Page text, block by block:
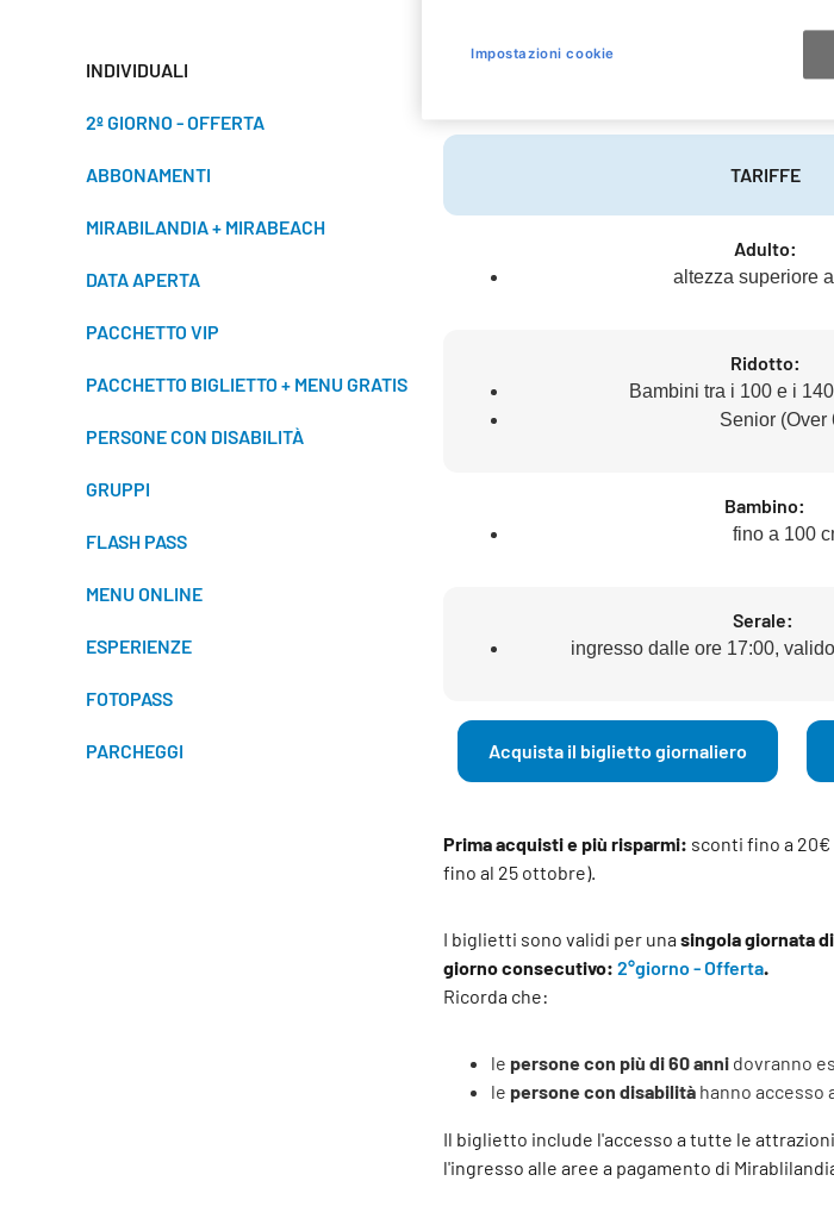
INDIVIDUALI
2º GIORNO - OFFERTA
ABBONAMENTI
MIRABILANDIA + MIRABEACH
DATA APERTA
PACCHETTO VIP
PACCHETTO BIGLIETTO + MENU GRATIS
PERSONE CON DISABILITÀ
GRUPPI
FLASH PASS
MENU ONLINE
ESPERIENZE
FOTOPASS
PARCHEGGI
TARIFFE INDIVIDUALI
TARIFFE
Adulto:
altezza superiore
Ridotto:
Bambini tra i 100 e i
Senior (Over
Bambino:
fino a 100
Serale:
ingresso dalle ore 17:00,
Acquista il biglietto giornaliero
Prima acquisti e più risparmi: sconti fino a
fino al 25 ottobre).
I biglietti sono validi per unasingola giornata
giorno consecutivo: 2°giorno - Offerta.
Ricorda che:
le persone con più di 60 anni dovranno
le persone con disabilità hanno accesso
Il biglietto include l'accesso a tutte le
l'ingresso alle aree a pagamento di
Impostazioni cookie